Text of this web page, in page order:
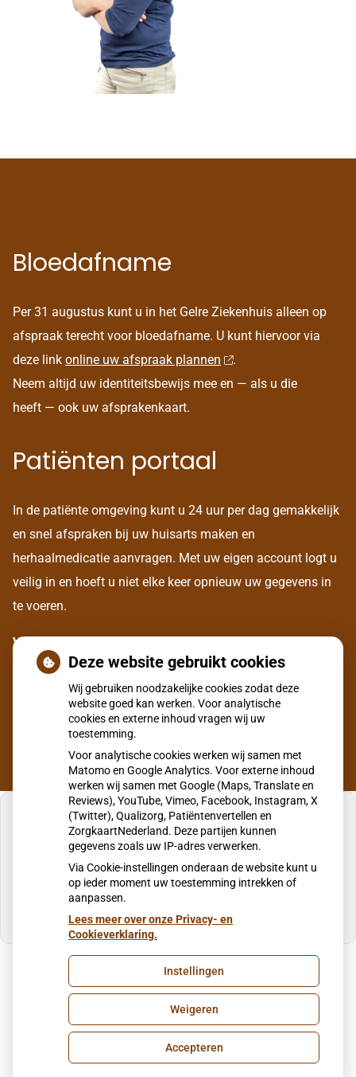
Bloedafname
Per 31 augustus kunt u in het Gelre Ziekenhuis alleen op
afspraak terecht voor bloedafname. U kunt hiervoor via
deze link online uw afspraak plannen
.
Neem altijd uw identiteitsbewijs mee en — als u die
heeft — ook uw afsprakenkaart.
Patiënten portaal
In de patiënte omgeving kunt u 24 uur per dag gemakkelijk
en snel afspraken bij uw huisarts maken en
herhaalmedicatie aanvragen. Met uw eigen account logt u
veilig in en hoeft u niet elke keer opnieuw uw gegevens in
te voeren.
Voor het aanmaken van een eigen account, dient u zich
eerst eenmalig te legitimeren bij onze assistente aan de
U heeft geen toestemming gegeven voor
externe inhoud die nodig is om dit te zien.
Cookie-instellingen wijzigen
Uw Zorg Online
Cookie-instellingen
Deze website gebruikt cookies
Wij gebruiken noodzakelijke cookies zodat deze
website goed kan werken. Voor analytische
cookies en externe inhoud vragen wij uw
toestemming.
Voor analytische cookies werken wij samen met
Matomo en Google Analytics. Voor externe inhoud
werken wij samen met Google (Maps, Translate en
Reviews), YouTube, Vimeo, Facebook, Instagram, X
(Twitter), Qualizorg, Patiëntenvertellen en
ZorgkaartNederland. Deze partijen kunnen
gegevens zoals uw IP-adres verwerken.
Via Cookie-instellingen onderaan de website kunt u
op ieder moment uw toestemming intrekken of
aanpassen.
Lees meer over onze Privacy- en
Cookieverklaring.
Instellingen
Weigeren
Accepteren